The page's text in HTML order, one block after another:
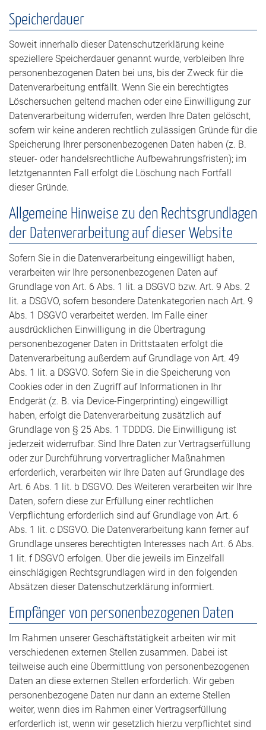
Speicherdauer
Soweit innerhalb dieser Datenschutzerklärung keine
speziellere Speicherdauer genannt wurde, verbleiben Ihre
personenbezogenen Daten bei uns, bis der Zweck für die
Datenverarbeitung entfällt. Wenn Sie ein berechtigtes
Löschersuchen geltend machen oder eine Einwilligung zur
Datenverarbeitung widerrufen, werden Ihre Daten gelöscht,
sofern wir keine anderen rechtlich zulässigen Gründe für die
Speicherung Ihrer personenbezogenen Daten haben (z. B.
steuer- oder handelsrechtliche Aufbewahrungsfristen); im
letztgenannten Fall erfolgt die Löschung nach Fortfall
dieser Gründe.
Allgemeine Hinweise zu den Rechtsgrundlagen
der Datenverarbeitung auf dieser Website
Sofern Sie in die Datenverarbeitung eingewilligt haben,
verarbeiten wir Ihre personenbezogenen Daten auf
Grundlage von Art. 6 Abs. 1 lit. a DSGVO bzw. Art. 9 Abs. 2
lit. a DSGVO, sofern besondere Datenkategorien nach Art. 9
Abs. 1 DSGVO verarbeitet werden. Im Falle einer
ausdrücklichen Einwilligung in die Übertragung
personenbezogener Daten in Drittstaaten erfolgt die
Datenverarbeitung außerdem auf Grundlage von Art. 49
Abs. 1 lit. a DSGVO. Sofern Sie in die Speicherung von
Cookies oder in den Zugriff auf Informationen in Ihr
Endgerät (z. B. via Device-Fingerprinting) eingewilligt
haben, erfolgt die Datenverarbeitung zusätzlich auf
Grundlage von § 25 Abs. 1 TDDDG. Die Einwilligung ist
jederzeit widerrufbar. Sind Ihre Daten zur Vertragserfüllung
oder zur Durchführung vorvertraglicher Maßnahmen
erforderlich, verarbeiten wir Ihre Daten auf Grundlage des
Art. 6 Abs. 1 lit. b DSGVO. Des Weiteren verarbeiten wir Ihre
Daten, sofern diese zur Erfüllung einer rechtlichen
Verpflichtung erforderlich sind auf Grundlage von Art. 6
Abs. 1 lit. c DSGVO. Die Datenverarbeitung kann ferner auf
Grundlage unseres berechtigten Interesses nach Art. 6 Abs.
1 lit. f DSGVO erfolgen. Über die jeweils im Einzelfall
einschlägigen Rechtsgrundlagen wird in den folgenden
Absätzen dieser Datenschutzerklärung informiert.
Empfänger von personenbezogenen Daten
Im Rahmen unserer Geschäftstätigkeit arbeiten wir mit
verschiedenen externen Stellen zusammen. Dabei ist
teilweise auch eine Übermittlung von personenbezogenen
Daten an diese externen Stellen erforderlich. Wir geben
personenbezogene Daten nur dann an externe Stellen
weiter, wenn dies im Rahmen einer Vertragserfüllung
erforderlich ist, wenn wir gesetzlich hierzu verpflichtet sind